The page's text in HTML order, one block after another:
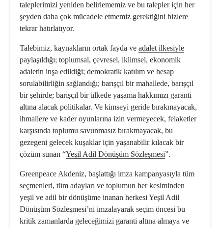
taleplerimizi yeniden belirlememiz ve bu talepler için her
şeyden daha çok mücadele etmemiz gerektiğini bizlere
tekrar hatırlatıyor.
Talebimiz, kaynakların ortak fayda ve adalet ilkesiyle
paylaşıldığı; toplumsal, çevresel, iklimsel, ekonomik
adaletin inşa edildiği; demokratik katılım ve hesap
sorulabilirliğin sağlandığı; barışçıl bir mahallede, barışçıl
bir şehirde; barışçıl bir ülkede yaşama hakkımızı garanti
altına alacak politikalar. Ve kimseyi geride bırakmayacak,
ihmallere ve kader oyunlarına izin vermeyecek, felaketler
karşısında toplumu savunmasız bırakmayacak, bu
gezegeni gelecek kuşaklar için yaşanabilir kılacak bir
çözüm sunan “Yeşil Adil Dönüşüm Sözleşmesi”.
Greenpeace Akdeniz, başlattığı imza kampanyasıyla tüm
seçmenleri, tüm adayları ve toplumun her kesiminden
yeşil ve adil bir dönüşüme inanan herkesi Yeşil Adil
Dönüşüm Sözleşmesi’ni imzalayarak seçim öncesi bu
kritik zamanlarda geleceğimizi garanti altına almaya ve